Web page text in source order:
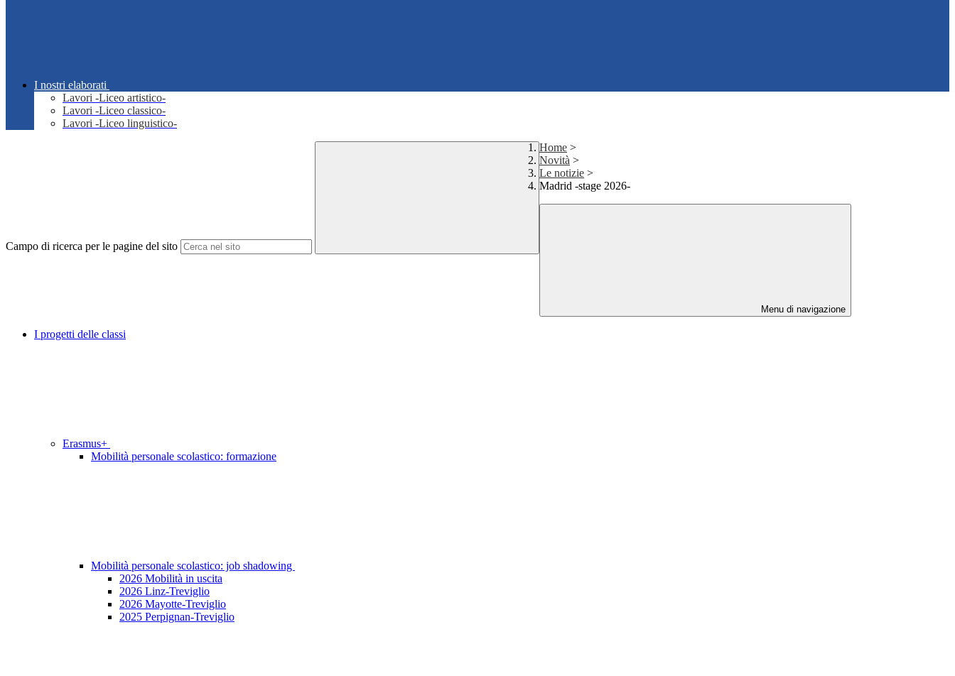
I nostri elaborati
Lavori -Liceo artistico-
Lavori -Liceo classico-
Lavori -Liceo linguistico-
Campo di ricerca per le pagine del sito
Home >
Novità >
Le notizie >
Madrid -stage 2026-
Menu di navigazione
I progetti delle classi
Erasmus+
Mobilità personale scolastico: formazione
Mobilità personale scolastico: job shadowing
2026 Mobilità in uscita
2026 Linz-Treviglio
2026 Mayotte-Treviglio
2025 Perpignan-Treviglio